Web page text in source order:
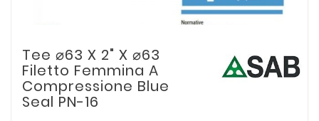
Tee ⌀63 X 2" X ⌀63
Filetto Femmina A
Compressione Blue
Seal PN-16